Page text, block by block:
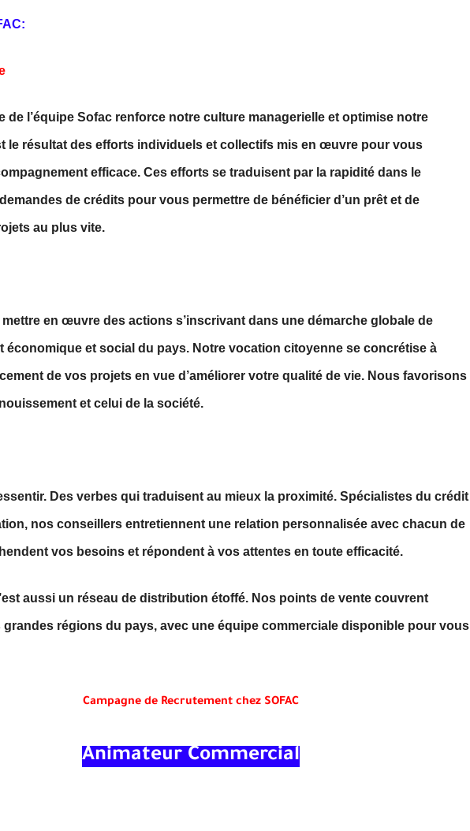
de l’équipe Sofac renforce notre culture managerielle et optimise notre
le résultat des efforts individuels et collectifs mis en œuvre pour vous
efficace. Ces efforts se traduisent par la rapidité dans le
de crédits pour vous permettre de bénéficier d’un prêt et de
au plus vite.
mettre en œuvre des actions s’inscrivant dans une démarche globale de
économique et social du pays. Notre vocation citoyenne se concrétise à
de vos projets en vue d’améliorer votre qualité de vie. Nous favorisons
et celui de la société.
Des verbes qui traduisent au mieux la proximité. Spécialistes du crédit
nos conseillers entretiennent une relation personnalisée avec chacun de
vos besoins et répondent à vos attentes en toute efficacité.
aussi un réseau de distribution étoffé. Nos points de vente couvrent
grandes régions du pays, avec une équipe commerciale disponible pour vous
Campagne de Recrutement chez SOFAC
Animateur Commercial